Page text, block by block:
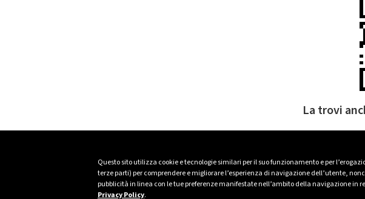
Questo sito utilizza cookie e tecnologie similari per il suo funzionamento e per
terze parti) per comprendere e migliorare l’esperienza di navigazione dell’utente,
pubblicità in linea con le tue preferenze manifestate nell’ambito della navigazione in
Privacy Policy.
La trovi